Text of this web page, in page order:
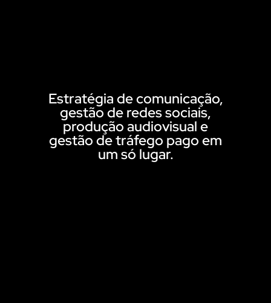
Estratégia de comunicação,
gestão de redes sociais,
produção audiovisual e
gestão de tráfego pago em
um só lugar.